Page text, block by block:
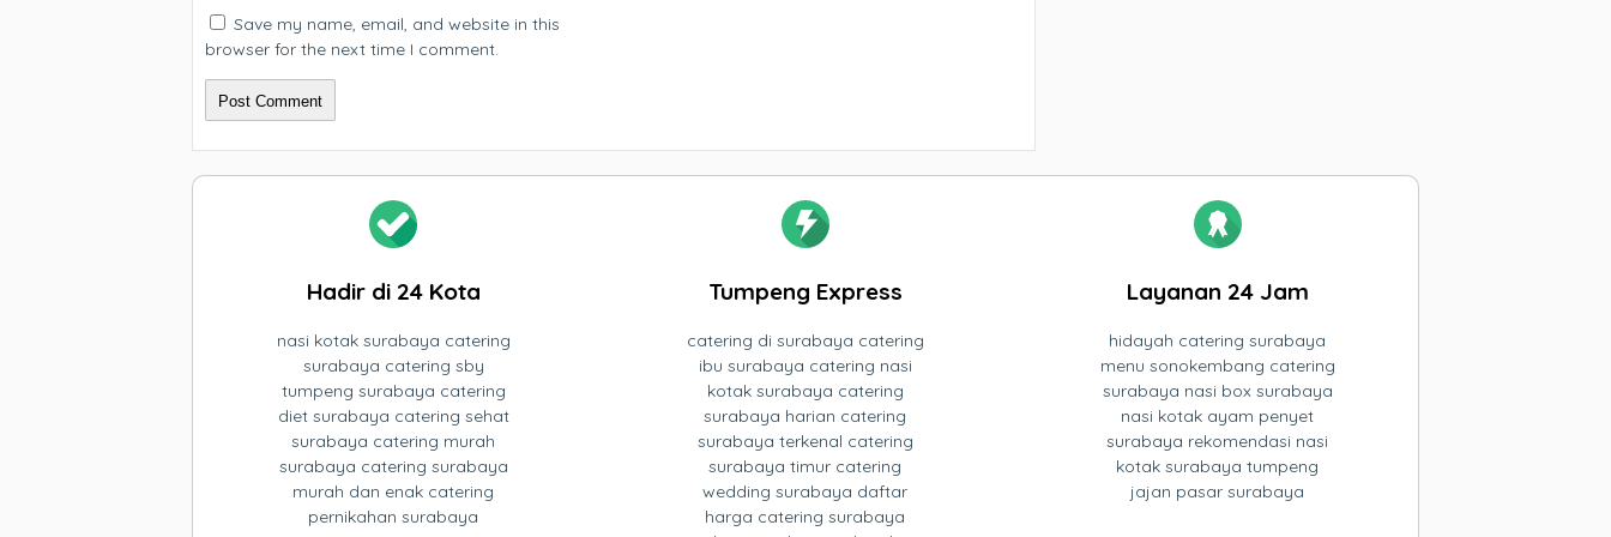
Save my name, email, and website in this
browser for the next time I comment.
Hadir di 24 Kota
nasi kotak surabaya catering
surabaya catering sby
tumpeng surabaya catering
diet surabaya catering sehat
surabaya catering murah
surabaya catering surabaya
murah dan enak catering
pernikahan surabaya
Tumpeng Express
catering di surabaya catering
ibu surabaya catering nasi
kotak surabaya catering
surabaya harian catering
surabaya terkenal catering
surabaya timur catering
wedding surabaya daftar
harga catering surabaya
Layanan 24 Jam
hidayah catering surabaya
menu sonokembang catering
surabaya nasi box surabaya
nasi kotak ayam penyet
surabaya rekomendasi nasi
kotak surabaya tumpeng
jajan pasar surabaya